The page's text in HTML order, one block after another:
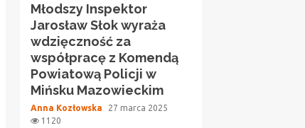
Młodszy Inspektor
Jarosław Słok wyraża
wdzięczność za
współpracę z Komendą
Powiatową Policji w
Mińsku Mazowieckim
Anna Kozłowska
27 marca 2025
1120